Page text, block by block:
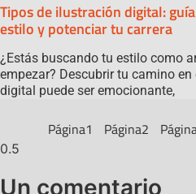
Tipos de ilustración digital:
estilo y potenciar tu carrera
¿Estás buscando tu estilo como
empezar? Descubrir tu camino
digital puede ser emocionante,
Página1 Página2
Un comentario